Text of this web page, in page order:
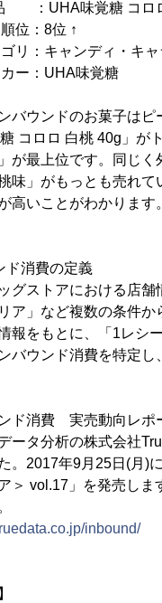
：UHA味覚糖 コロ
：8位 ↑
キャンディ・キャ
：UHA味覚糖
バウンドのお菓子はピ
糖 コロロ 白桃 40g」
」が最上位です。同じ
味」がもっとも売れ
高いことがわかります。
ド消費の定義
グストアにおける店
ア」など複数の条件
報をもとに、「1レシ
バウンド消費を特定し
ド消費 実売動向レポ
ータ分析の株式会社
。2017年9月25日(月)
＞ vol.17」を発売し
inbound/